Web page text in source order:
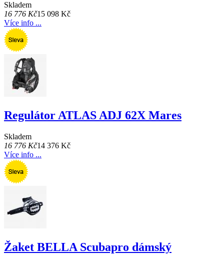
Skladem
16 776 Kč15 098 Kč
Více info ...
Regulátor ATLAS ADJ 62X Mares
Skladem
16 776 Kč14 376 Kč
Více info ...
Žaket BELLA Scubapro dámský